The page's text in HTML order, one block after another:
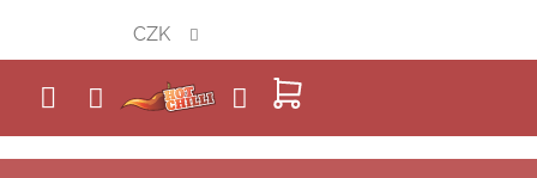
obsah
NÁKUPNÍ
KOŠÍK
CZK